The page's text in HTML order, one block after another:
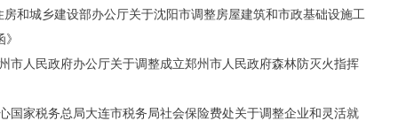
房和城乡建设部办公厅关于沈阳市调整房屋建筑和市政基础设施工
市人民政府办公厅关于调整成立郑州市人民政府森林防灭火指挥
国家税务总局大连市税务局社会保险费处关于调整企业和灵活就